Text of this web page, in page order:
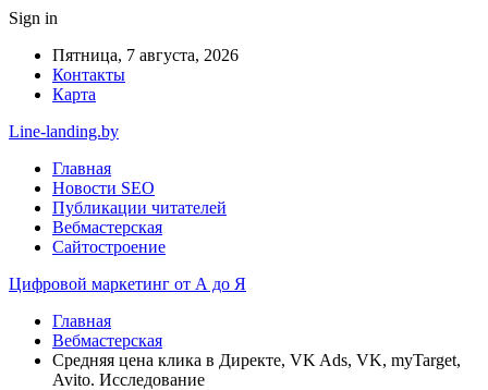
Sign in
Пятница, 7 августа, 2026
Контакты
Карта
Line-landing.by
Главная
Новости SEO
Публикации читателей
Вебмастерская
Сайтостроение
Цифровой маркетинг от А до Я
Главная
Вебмастерская
Средняя цена клика в Директе, VK Ads, VK, myTarget,
Avito. Исследование